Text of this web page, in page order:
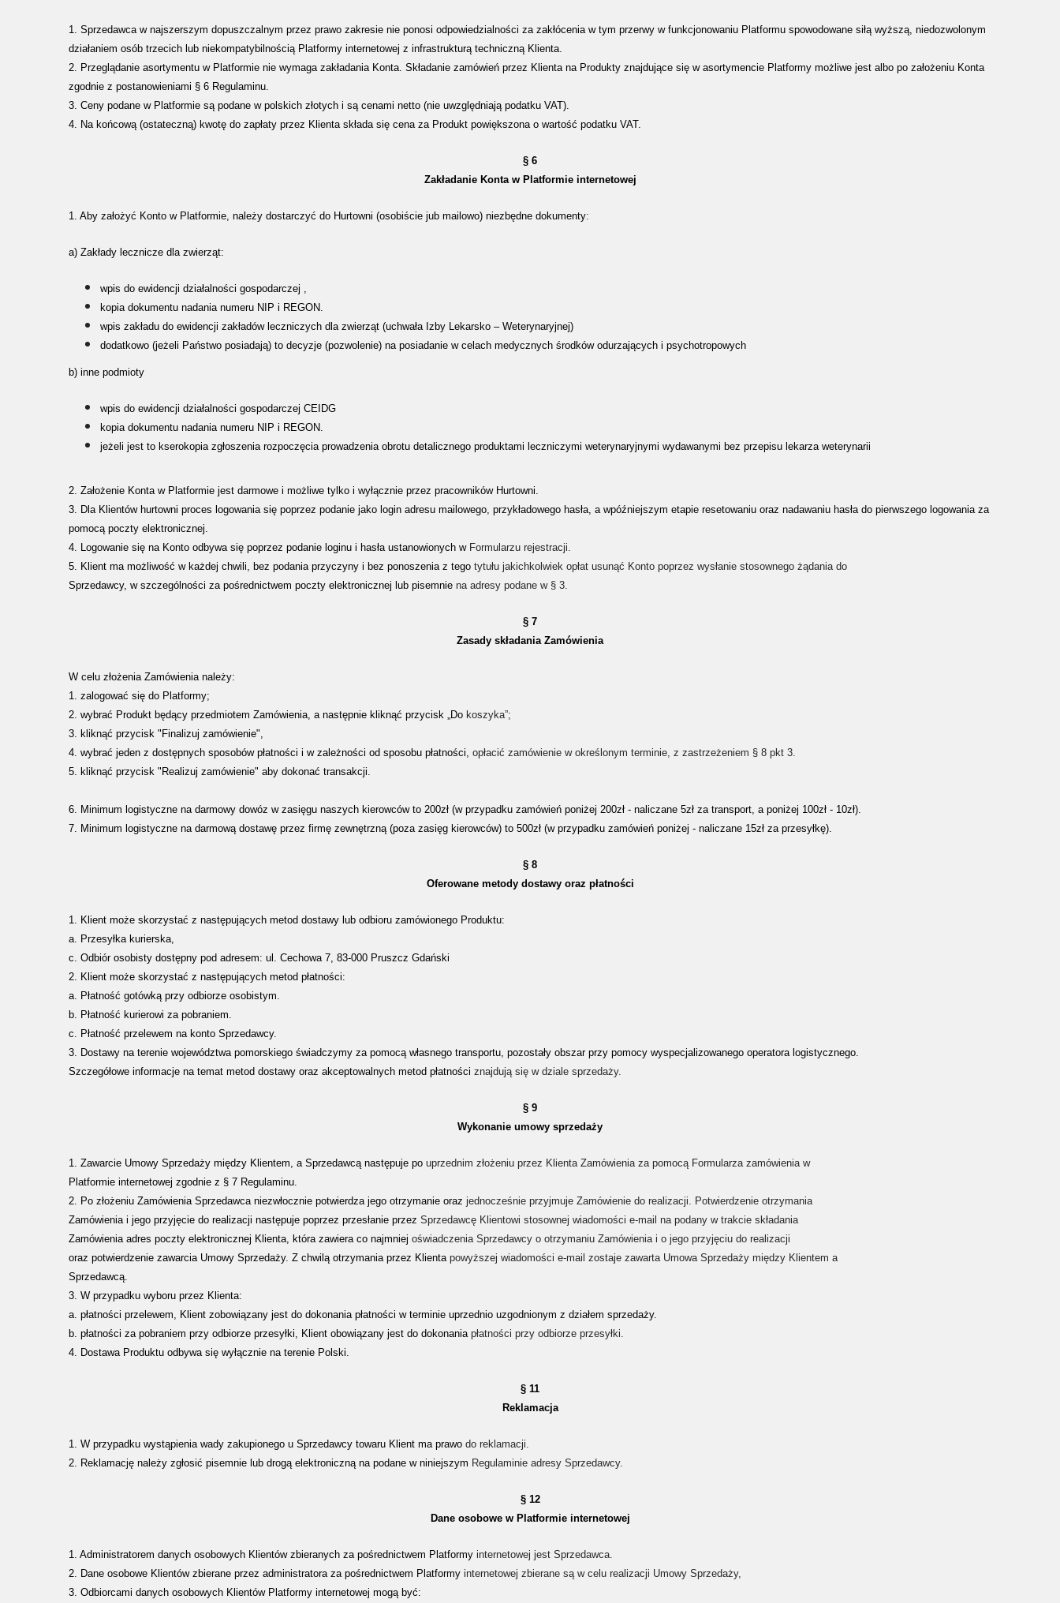
1. Sprzedawca w najszerszym dopuszczalnym przez prawo zakresie nie ponosi odpowiedzialności za zakłócenia w tym przerwy w funkcjonowaniu Platformu spowodowane siłą wyższą, niedozwolonym
działaniem osób trzecich lub niekompatybilnością Platformy internetowej z infrastrukturą techniczną Klienta.
2. Przeglądanie asortymentu w Platformie nie wymaga zakładania Konta. Składanie zamówień przez Klienta na Produkty znajdujące się w asortymencie Platformy możliwe jest albo po założeniu Konta
zgodnie z postanowieniami § 6 Regulaminu.
3. Ceny podane w Platformie są podane w polskich złotych i są cenami netto (nie uwzględniają podatku VAT).
4. Na końcową (ostateczną) kwotę do zapłaty przez Klienta składa się cena za Produkt powiększona o wartość podatku VAT.
§ 6
Zakładanie Konta w Platformie internetowej
1. Aby założyć Konto w Platformie, należy dostarczyć do Hurtowni (osobiście jub mailowo) niezbędne dokumenty:
a) Zakłady lecznicze dla zwierząt:
wpis do ewidencji działalności gospodarczej ,
kopia dokumentu nadania numeru NIP i REGON.
wpis zakładu do ewidencji zakładów leczniczych dla zwierząt (uchwała Izby Lekarsko – Weterynaryjnej)
dodatkowo (jeżeli Państwo posiadają) to decyzje (pozwolenie) na posiadanie w celach medycznych środków odurzających i psychotropowych
b) inne podmioty
wpis do ewidencji działalności gospodarczej CEIDG
kopia dokumentu nadania numeru NIP i REGON.
jeżeli jest to kserokopia zgłoszenia rozpoczęcia prowadzenia obrotu detalicznego produktami leczniczymi weterynaryjnymi wydawanymi bez przepisu lekarza weterynarii
2. Założenie Konta w Platformie jest darmowe i możliwe tylko i wyłącznie przez pracowników Hurtowni.
3. Dla Klientów hurtowni proces logowania się poprzez podanie jako login adresu mailowego, przykładowego hasła, a wpóźniejszym etapie resetowaniu oraz nadawaniu hasła do pierwszego logowania za
pomocą poczty elektronicznej.
4. Logowanie się na Konto odbywa się poprzez podanie loginu i hasła ustanowionych w Formularzu rejestracji.
5. Klient ma możliwość w każdej chwili, bez podania przyczyny i bez ponoszenia z tego tytułu jakichkolwiek opłat usunąć Konto poprzez wysłanie stosownego żądania do
Sprzedawcy, w szczególności za pośrednictwem poczty elektronicznej lub pisemnie na adresy podane w § 3.
§ 7
Zasady składania Zamówienia
W celu złożenia Zamówienia należy:
1. zalogować się do Platformy;
2. wybrać Produkt będący przedmiotem Zamówienia, a następnie kliknąć przycisk „Do koszyka”;
3. kliknąć przycisk "Finalizuj zamówienie",
4. wybrać jeden z dostępnych sposobów płatności i w zależności od sposobu płatności, opłacić zamówienie w określonym terminie, z zastrzeżeniem § 8 pkt 3.
5. kliknąć przycisk "Realizuj zamówienie" aby dokonać transakcji.
6. Minimum logistyczne na darmowy dowóz w zasięgu naszych kierowców to 200zł (w przypadku zamówień poniżej 200zł - naliczane 5zł za transport, a poniżej 100zł - 10zł).
7. Minimum logistyczne na darmową dostawę przez firmę zewnętrzną (poza zasięg kierowców) to 500zł (w przypadku zamówień poniżej - naliczane 15zł za przesyłkę).
§ 8
Oferowane metody dostawy oraz płatności
1. Klient może skorzystać z następujących metod dostawy lub odbioru zamówionego Produktu:
a. Przesyłka kurierska,
c. Odbiór osobisty dostępny pod adresem: ul. Cechowa 7, 83-000 Pruszcz Gdański
2. Klient może skorzystać z następujących metod płatności:
a. Płatność gotówką przy odbiorze osobistym.
b. Płatność kurierowi za pobraniem.
c. Płatność przelewem na konto Sprzedawcy.
3. Dostawy na terenie województwa pomorskiego świadczymy za pomocą własnego transportu, pozostały obszar przy pomocy wyspecjalizowanego operatora logistycznego.
Szczegółowe informacje na temat metod dostawy oraz akceptowalnych metod płatności znajdują się w dziale sprzedaży.
§ 9
Wykonanie umowy sprzedaży
1. Zawarcie Umowy Sprzedaży między Klientem, a Sprzedawcą następuje po uprzednim złożeniu przez Klienta Zamówienia za pomocą Formularza zamówienia w
Platformie internetowej zgodnie z § 7 Regulaminu.
2. Po złożeniu Zamówienia Sprzedawca niezwłocznie potwierdza jego otrzymanie oraz jednocześnie przyjmuje Zamówienie do realizacji. Potwierdzenie otrzymania
Zamówienia i jego przyjęcie do realizacji następuje poprzez przesłanie przez Sprzedawcę Klientowi stosownej wiadomości e-mail na podany w trakcie składania
Zamówienia adres poczty elektronicznej Klienta, która zawiera co najmniej oświadczenia Sprzedawcy o otrzymaniu Zamówienia i o jego przyjęciu do realizacji
oraz potwierdzenie zawarcia Umowy Sprzedaży. Z chwilą otrzymania przez Klienta powyższej wiadomości e-mail zostaje zawarta Umowa Sprzedaży między Klientem a
Sprzedawcą.
3. W przypadku wyboru przez Klienta:
a. płatności przelewem, Klient zobowiązany jest do dokonania płatności w terminie uprzednio uzgodnionym z działem sprzedaży.
b. płatności za pobraniem przy odbiorze przesyłki, Klient obowiązany jest do dokonania płatności przy odbiorze przesyłki.
4. Dostawa Produktu odbywa się wyłącznie na terenie Polski.
§ 11
Reklamacja
1. W przypadku wystąpienia wady zakupionego u Sprzedawcy towaru Klient ma prawo do reklamacji.
2. Reklamację należy zgłosić pisemnie lub drogą elektroniczną na podane w niniejszym Regulaminie adresy Sprzedawcy.
§ 12
Dane osobowe w Platformie internetowej
1. Administratorem danych osobowych Klientów zbieranych za pośrednictwem Platformy internetowej jest Sprzedawca.
2. Dane osobowe Klientów zbierane przez administratora za pośrednictwem Platformy internetowej zbierane są w celu realizacji Umowy Sprzedaży,
3. Odbiorcami danych osobowych Klientów Platformy internetowej mogą być: